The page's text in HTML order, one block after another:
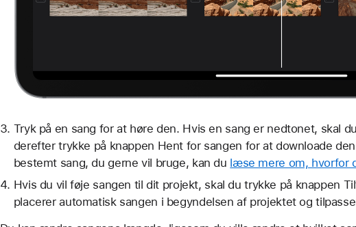
Tryk på en sang for at høre den. Hvis en sang er nedtonet, skal
derefter trykke på knappen Hent for sangen for at downloade
bestemt sang, du gerne vil bruge, kan du læse mere om, hvorfor
Hvis du vil føje sangen til dit projekt, skal du trykke på knappen
placerer automatisk sangen i begyndelsen af projektet og